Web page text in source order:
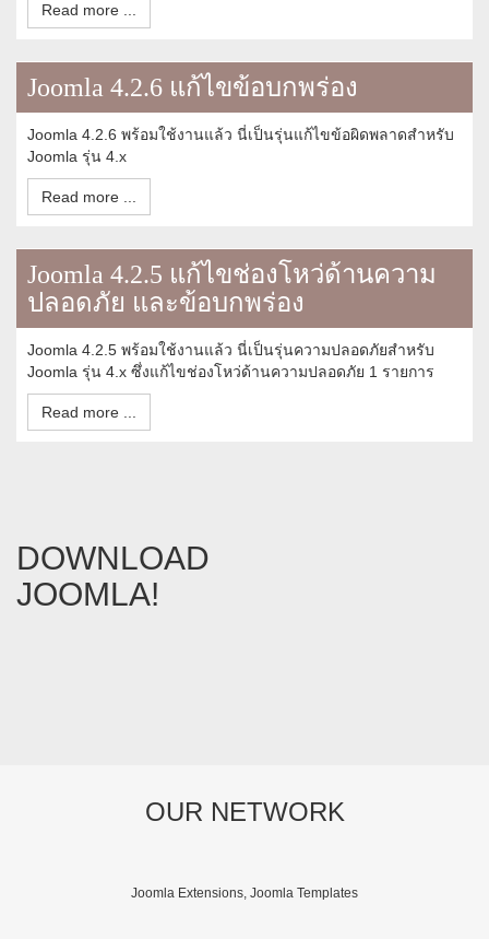
Read more ...
Joomla 4.2.6 แก้ไขข้อบกพร่อง
Joomla 4.2.6 พร้อมใช้งานแล้ว นี่เป็นรุ่นแก้ไขข้อผิดพลาดสำหรับ
Joomla รุ่น 4.x
Read more ...
Joomla 4.2.5 แก้ไขช่องโหว่ด้านความ
ปลอดภัย และข้อบกพร่อง
Joomla 4.2.5 พร้อมใช้งานแล้ว นี่เป็นรุ่นความปลอดภัยสำหรับ
Joomla รุ่น 4.x ซึ่งแก้ไขช่องโหว่ด้านความปลอดภัย 1 รายการ
Read more ...
DOWNLOAD
JOOMLA!
OUR NETWORK
Joomla Extensions, Joomla Templates